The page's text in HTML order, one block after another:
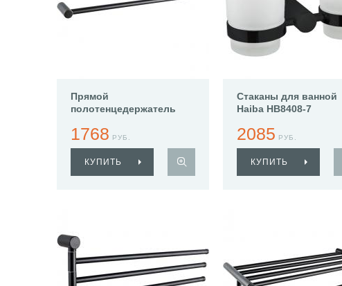
Прямой
полотенцедержатель
1768 РУБ.
КУПИТЬ
Стаканы для ванной
Haiba HB8408-7
2085 РУБ.
КУПИТЬ